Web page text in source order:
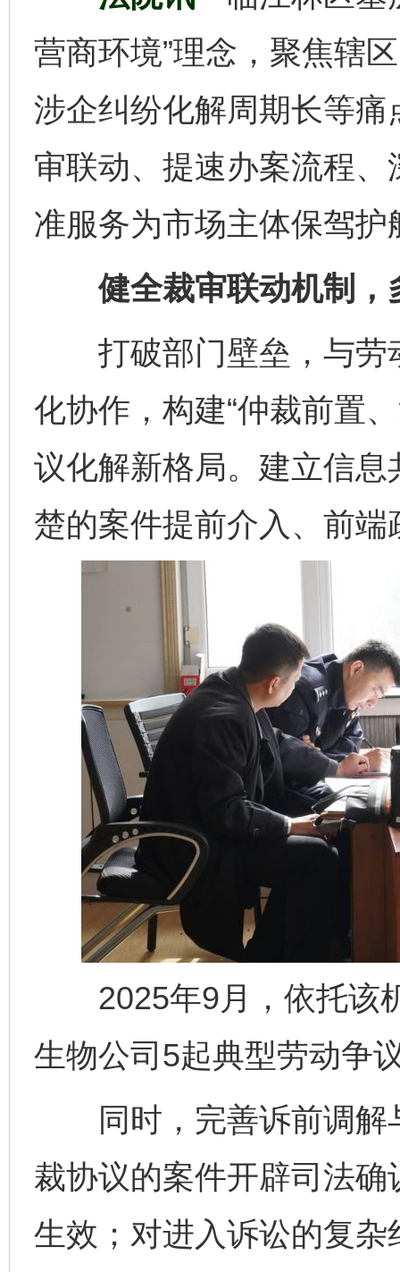
营商环境”理念，聚焦辖
涉企纠纷化解周期长等
审联动、提速办案流程
准服务为市场主体保驾护
健全裁审联动机制，
打破部门壁垒，与劳
化协作，构建“仲裁前置
议化解新格局。建立信
楚的案件提前介入、前端
2025年9月，依托该
生物公司5起典型劳动争
同时，完善诉前调解
裁协议的案件开辟司法确
生效；对进入诉讼的复杂